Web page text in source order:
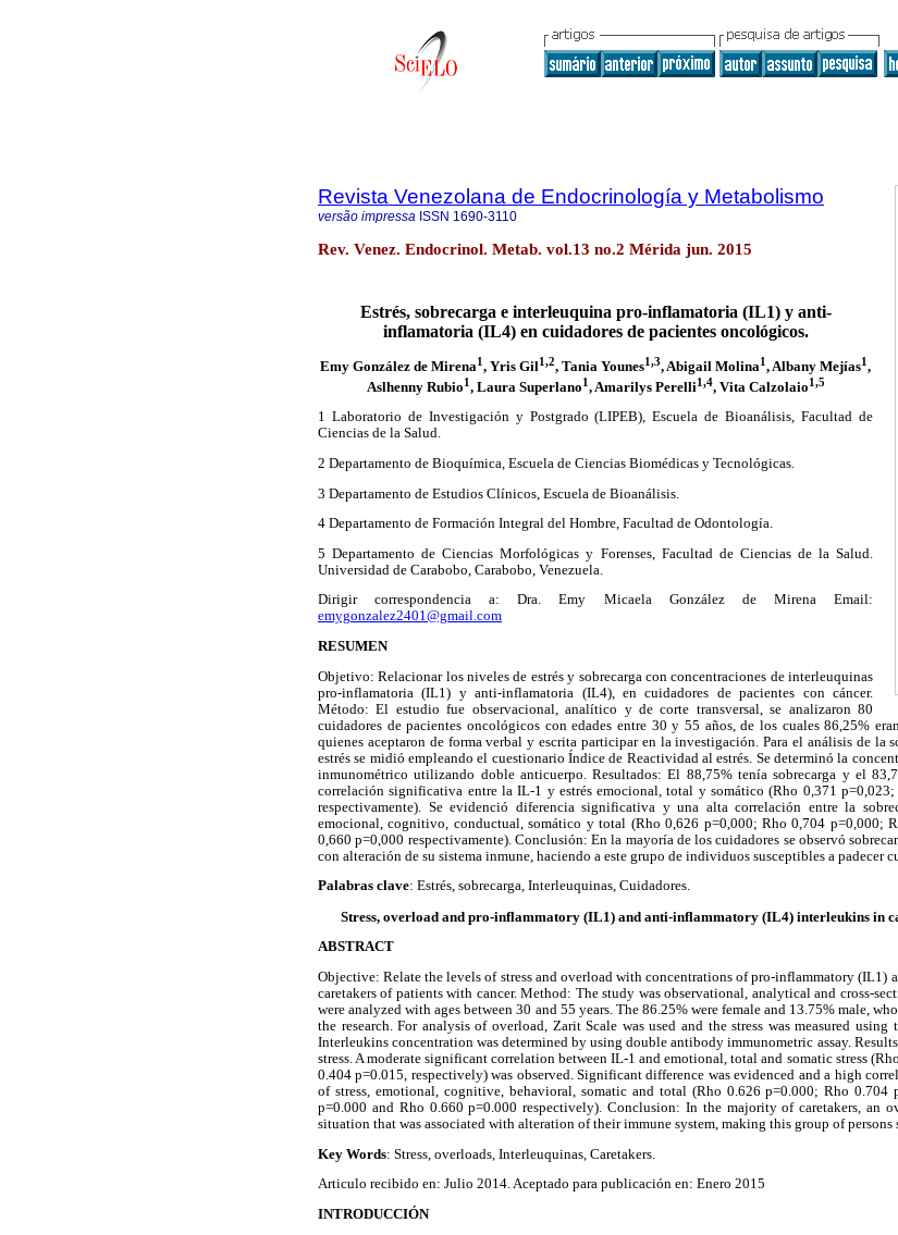
Revista Venezolana de Endocrinología y Metabolismo
versão impressa ISSN 1690-3110
Rev. Venez. Endocrinol. Metab. vol.13 no.2 Mérida jun. 2015
Estrés, sobrecarga e interleuquina pro-inflamatoria (IL1) y anti-
inflamatoria (IL4) en cuidadores de pacientes oncológicos.
Emy González de Mirena1, Yris Gil1,2, Tania Younes1,3, Abigail Molina1, Albany Mejías1,
Aslhenny Rubio1 , Laura Superlano1 , Amarilys Perelli1,4, Vita Calzolaio1,5
1 Laboratorio de Investigación y Postgrado (LIPEB), Escuela de Bioanálisis, Facultad de
Ciencias de la Salud.
2 Departamento de Bioquímica, Escuela de Ciencias Biomédicas y Tecnológicas.
3 Departamento de Estudios Clínicos, Escuela de Bioanálisis.
4 Departamento de Formación Integral del Hombre, Facultad de Odontología.
5 Departamento de Ciencias Morfológicas y Forenses, Facultad de Ciencias de la Salud.
Universidad de Carabobo, Carabobo, Venezuela.
Dirigir correspondencia a: Dra. Emy Micaela González de Mirena Email:
emygonzalez2401@gmail.com
RESUMEN
Objetivo: Relacionar los niveles de estrés y sobrecarga con concentraciones de interleuquinas
pro-inflamatoria (IL1) y anti-inflamatoria (IL4), en cuidadores de pacientes con cáncer.
Método: El estudio fue observacional, analítico y de corte transversal, se analizaron 80
cuidadores de pacientes oncológicos con edades entre 30 y 55 años, de los cuales 86,25%
quienes aceptaron de forma verbal y escrita participar en la investigación. Para el análisis de la
estrés se midió empleando el cuestionario Índice de Reactividad al estrés. Se determinó la
inmunométrico utilizando doble anticuerpo. Resultados: El 88,75% tenía sobrecarga y el
correlación significativa entre la IL-1 y estrés emocional, total y somático (Rho 0,371
respectivamente). Se evidenció diferencia significativa y una alta correlación entre la
emocional, cognitivo, conductual, somático y total (Rho 0,626 p=0,000; Rho 0,704 p=0,000;
0,660 p=0,000 respectivamente). Conclusión: En la mayoría de los cuidadores se observó
con alteración de su sistema inmune, haciendo a este grupo de individuos susceptibles a padecer
Palabras clave: Estrés, sobrecarga, Interleuquinas, Cuidadores.
Stress, overload and pro-inflammatory (IL1) and anti-inflammatory (IL4) interleukins in
ABSTRACT
Objective: Relate the levels of stress and overload with concentrations of pro-inflammatory
caretakers of patients with cancer. Method: The study was observational, analytical and cross-
were analyzed with ages between 30 and 55 years. The 86.25% were female and 13.75% male,
the research. For analysis of overload, Zarit Scale was used and the stress was measured
Interleukins concentration was determined by using double antibody immunometric assay.
stress. A moderate significant correlation between IL-1 and emotional, total and somatic stress
0.404 p=0.015, respectively) was observed. Significant difference was evidenced and a high
of stress, emotional, cognitive, behavioral, somatic and total (Rho 0.626 p=0.000; Rho 0.704
p=0.000 and Rho 0.660 p=0.000 respectively). Conclusion: In the majority of caretakers, an
situation that was associated with alteration of their immune system, making this group of persons
Key Words: Stress, overloads, Interleuquinas, Caretakers.
Articulo recibido en: Julio 2014. Aceptado para publicación en: Enero 2015
INTRODUCCIÓN